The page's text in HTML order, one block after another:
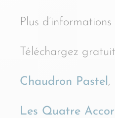
Plus d’informations
Téléchargez
Chaudron Pastel,
Les Quatre